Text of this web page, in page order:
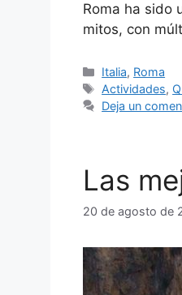
Roma ha sido
mitos, con
Categorías
Italia, Roma
Etiquetas
Actividades,
Deja un
Las
20 de agosto de